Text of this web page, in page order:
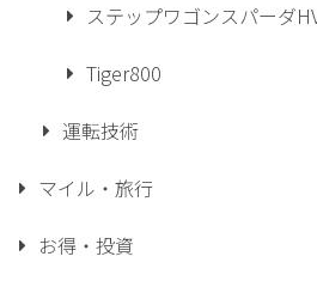
ステップワゴンスパーダ
Tiger800
運転技術
マイル・旅行
お得・投資